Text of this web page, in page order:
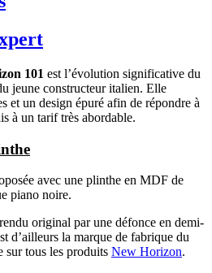
101 est l’évolution significative du
jeune constructeur italien. Elle
et un design épuré afin de répondre à
à un tarif très abordable.
avec une plinthe en MDF de
piano noire.
original par une défonce en demi-
d’ailleurs la marque de fabrique du
sur tous les produits New Horizon.